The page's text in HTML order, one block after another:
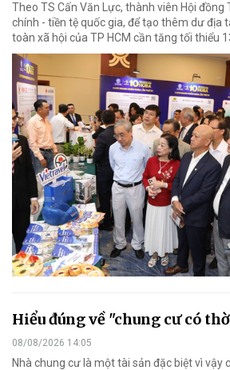
Theo TS Cấn Văn Lực, thành viên Hội đồng
chính - tiền tệ quốc gia, để tạo thêm dư địa
toàn xã hội của TP HCM cần tăng tối thiểu
Hiểu đúng về "chung cư có
08/08/2026 14:05
Nhà chung cư là một tài sản đặc biệt vì vậy